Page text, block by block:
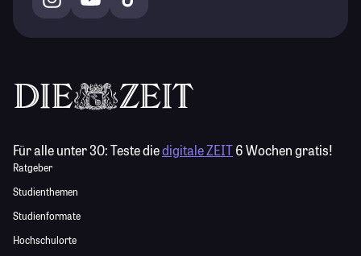
Für alle unter 30:Teste diedigitale ZEIT6 Wochen gratis!
Ratgeber
Studienthemen
Studienformate
Hochschulorte